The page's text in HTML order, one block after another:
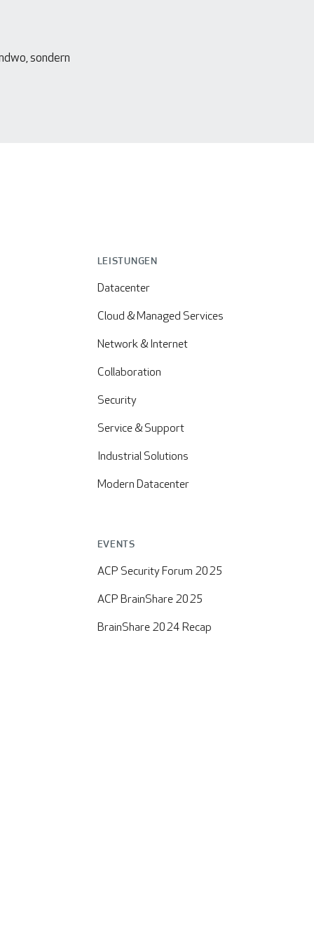
sondern
LEISTUNGEN
Datacenter
Cloud & Managed Services
Network & Internet
Collaboration
Security
Service & Support
Industrial Solutions
Modern Datacenter
EVENTS
ACP Security Forum 2025
ACP BrainShare 2025
BrainShare 2024 Recap